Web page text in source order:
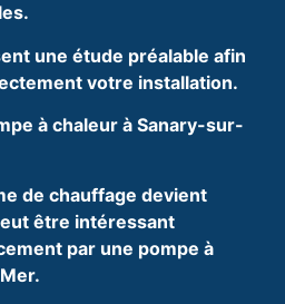
une étude préalable afin
votre installation.
à chaleur à Sanary-sur-
de chauffage devient
être intéressant
par une pompe à